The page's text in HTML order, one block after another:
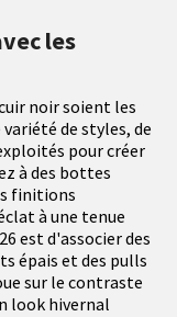
les
noir soient les
de styles, de
pour créer
à des bottes
finitions
à une tenue
est d'associer des
épais et des pulls
sur le contraste
look hivernal